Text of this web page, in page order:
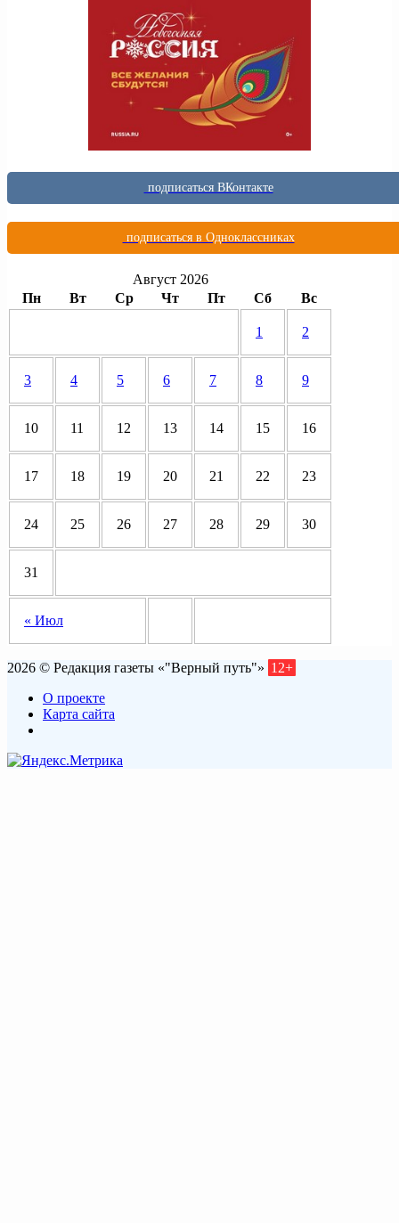
подписаться ВКонтакте
подписаться в Одноклассниках
Август 2026
Пн
Вт Ср Чт Пт Сб Вс
« Июл
1 2
3 4 5 6 7 8 9
10 11 12 13 14 15 16
17 18 19 20 21 22 23
24 25 26 27 28 29 30
31
2026 © Редакция газеты «"Верный путь"» 12+
О проекте
Карта сайта